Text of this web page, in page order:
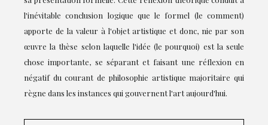
l'inévitable conclusion logique que le formel (le comment)
apporte de la valeur à l'objet artistique et donc, nie par son
œuvre la thèse selon laquelle l'idée (le pourquoi) est la seule
chose importante, se séparant et faisant une réflexion en
négatif du courant de philosophie artistique majoritaire qui
règne dans les instances qui gouvernent l'art aujourd'hui.